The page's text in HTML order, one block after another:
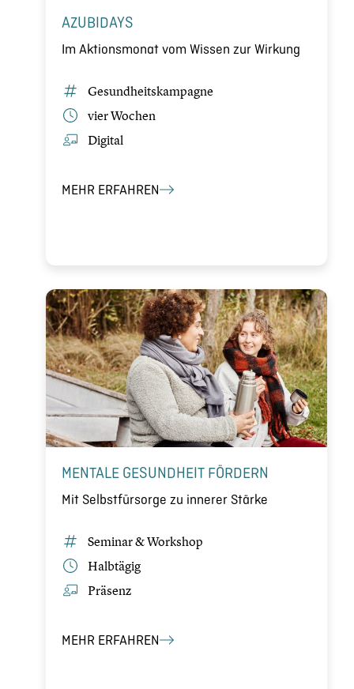
AZUBIDAYS
Im Aktions­mo­nat vom Wissen zur Wirkung
Gesund­heits­kam­pa­gne
vier Wochen
Digital
MEHR ERFAHREN
MENTALE GESUND­HEIT FÖRDERN
Mit Selbst­für­sorge zu innerer Stärke
Seminar & Workshop
Halbtägig
Präsenz
MEHR ERFAHREN